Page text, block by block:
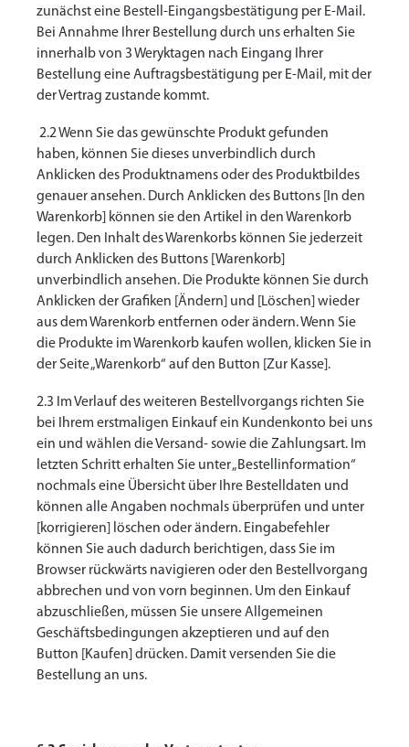
zunächst eine Bestell-Eingangsbestätigung per E-Mail.
Bei Annahme Ihrer Bestellung durch uns erhalten Sie
innerhalb von 3 Weryktagen nach Eingang Ihrer
Bestellung eine Auftragsbestätigung per E-Mail, mit der
der Vertrag zustande kommt.
2.2 Wenn Sie das gewünschte Produkt gefunden
haben, können Sie dieses unverbindlich durch
Anklicken des Produktnamens oder des Produktbildes
genauer ansehen. Durch Anklicken des Buttons [In den
Warenkorb] können sie den Artikel in den Warenkorb
legen. Den Inhalt des Warenkorbs können Sie jederzeit
durch Anklicken des Buttons [Warenkorb]
unverbindlich ansehen. Die Produkte können Sie durch
Anklicken der Grafiken [Ändern] und [Löschen] wieder
aus dem Warenkorb entfernen oder ändern. Wenn Sie
die Produkte im Warenkorb kaufen wollen, klicken Sie in
der Seite „Warenkorb“ auf den Button [Zur Kasse].
2.3 Im Verlauf des weiteren Bestellvorgangs richten Sie
bei Ihrem erstmaligen Einkauf ein Kundenkonto bei uns
ein und wählen die Versand- sowie die Zahlungsart. Im
letzten Schritt erhalten Sie unter „Bestellinformation“
nochmals eine Übersicht über Ihre Bestelldaten und
können alle Angaben nochmals überprüfen und unter
[korrigieren] löschen oder ändern. Eingabefehler
können Sie auch dadurch berichtigen, dass Sie im
Browser rückwärts navigieren oder den Bestellvorgang
abbrechen und von vorn beginnen. Um den Einkauf
abzuschließen, müssen Sie unsere Allgemeinen
Geschäftsbedingungen akzeptieren und auf den
Button [Kaufen] drücken. Damit versenden Sie die
Bestellung an uns.